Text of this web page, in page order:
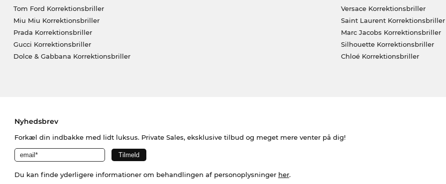
Tom Ford Korrektionsbriller
Miu Miu Korrektionsbriller
Prada Korrektionsbriller
Gucci Korrektionsbriller
Dolce & Gabbana Korrektionsbriller
Versace Korrektionsbriller
Saint Laurent Korrektionsbriller
Marc Jacobs Korrektionsbriller
Silhouette Korrektionsbriller
Chloé Korrektionsbriller
Nyhedsbrev
Forkæl din indbakke med lidt luksus. Private Sales, eksklusive tilbud og meget mere venter på dig!
Du kan finde yderligere informationer om behandlingen af personoplysninger her.